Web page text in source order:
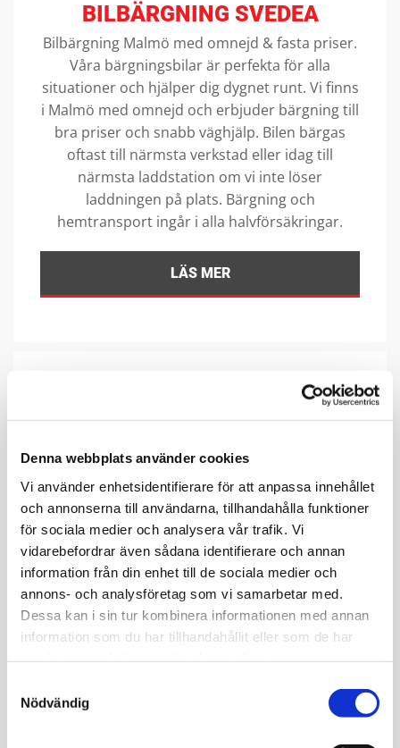
Denna webbplats använder cookies
Vi använder enhetsidentifierare för att anpassa innehållet
och annonserna till användarna, tillhandahålla funktioner
för sociala medier och analysera vår trafik. Vi
vidarebefordrar även sådana identifierare och annan
information från din enhet till de sociala medier och
annons- och analysföretag som vi samarbetar med.
Dessa kan i sin tur kombinera informationen med annan
information som du har tillhandahållit eller som de har
Nödvändig
BILBÄRGNING SVEDEA
Bilbärgning Malmö med omnejd & fasta priser.
Våra bärgningsbilar är perfekta för alla
situationer och hjälper dig dygnet runt. Vi finns
i Malmö med omnejd och erbjuder bärgning till
bra priser och snabb väghjälp. Bilen bärgas
oftast till närmsta verkstad eller idag till
närmsta laddstation om vi inte löser
laddningen på plats. Bärgning och
hemtransport ingår i alla halvförsäkringar.
LÄS MER
TERRÄNGBÄRGNING SVEDEA
Terrängbärgning Malmö med omnejd & fasta
priser. Med lång och gedigen erfarenhet och
vår sexhjulsdrivna terrängående tungbärgare,
utrustad med bl. a. 30-tons vinsch, har vi
möjlighet att ta oss fram till och bärga fordon